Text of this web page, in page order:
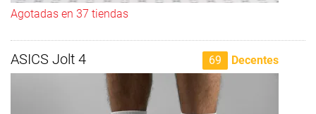
Agotadas en 37 tiendas
ASICS Jolt 4 69 Decentes